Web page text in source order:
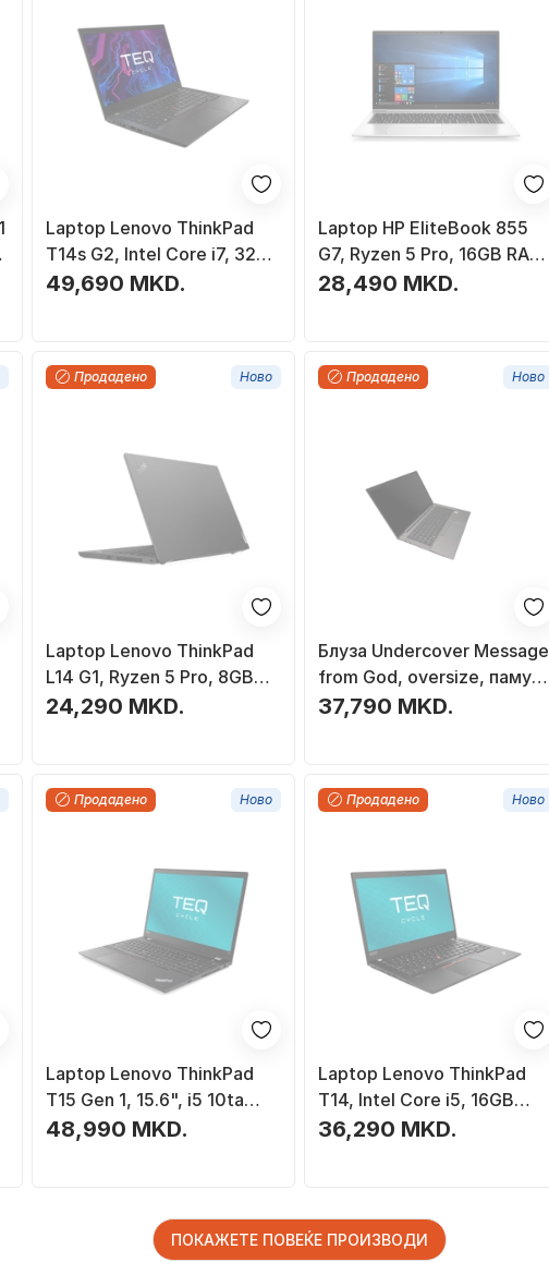
Laptop Lenovo ThinkPad
T14s G2, Intel Core i7, 32GB
RAM, 512GB SSD, 14", црн
49,690 MKD.
Laptop HP EliteBook 855
G7, Ryzen 5 Pro, 16GB RAM,
256GB SSD
28,490 MKD.
Продадено Ново
Laptop Lenovo ThinkPad
L14 G1, Ryzen 5 Pro, 8GB
RAM, 256GB SSD, 14" FHD,
24,290 MKD.
Продадено Ново
Блуза Undercover Message
from God, oversize, памук,
бордо
37,790 MKD.
Продадено Ново
Laptop Lenovo ThinkPad
T15 Gen 1, 15.6", i5 10ta
генерација, 16GB 256GB
48,990 MKD.
Продадено Ново
Laptop Lenovo ThinkPad
T14, Intel Core i5, 16GB
RAM, 14" FHD, црн
36,290 MKD.
ПОКАЖЕТЕ ПОВЕЌЕ ПРОИЗВОДИ